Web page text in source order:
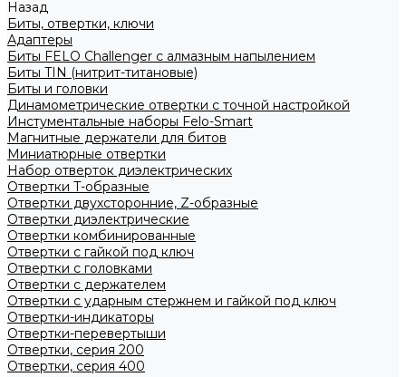
Назад
Биты, отвертки, ключи
Адаптеры
Биты FELO Challenger с алмазным напылением
Биты TIN (нитрит-титановые)
Биты и головки
Динамометрические отвертки с точной настройкой
Инстументальные наборы Felo-Smart
Магнитные держатели для битов
Миниатюрные отвертки
Набор отверток диэлектрических
Отвертки T-образные
Отвертки двухсторонние, Z-образные
Отвертки диэлектрические
Отвертки комбинированные
Отвертки с гайкой под ключ
Отвертки с головками
Отвертки с держателем
Отвертки с ударным стержнем и гайкой под ключ
Отвертки-индикаторы
Отвертки-перевертыши
Отвертки, серия 200
Отвертки, серия 400